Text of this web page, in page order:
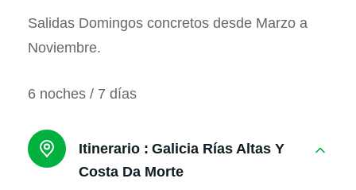
Salidas Domingos concretos desde Marzo a
Noviembre.
6 noches / 7 días
Itinerario : Galicia Rías Altas Y
Costa Da Morte